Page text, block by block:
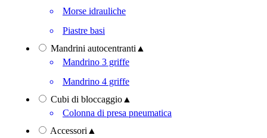
Morse idrauliche
Piastre basi
Mandrini autocentranti ▲
Mandrino 3 griffe
Mandrino 4 griffe
Cubi di bloccaggio ▲
Colonna di presa pneumatica
Accessori ▲